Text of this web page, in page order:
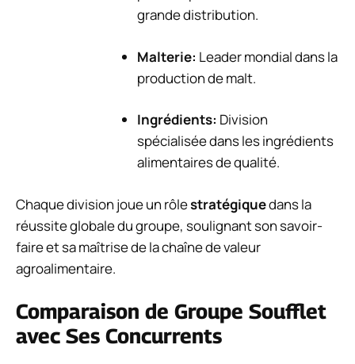
grande distribution.
Malterie: Leader mondial dans la
production de malt.
Ingrédients: Division
spécialisée dans les ingrédients
alimentaires de qualité.
Chaque division joue un rôlestratégiquedans la
réussite globale du groupe, soulignant son savoir-
faire et sa maîtrise de la chaîne de valeur
agroalimentaire.
Comparaison de Groupe Soufflet
avec Ses Concurrents